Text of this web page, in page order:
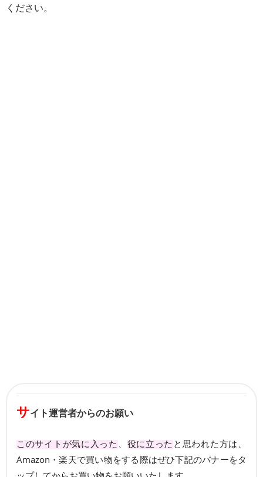
ください。
サイト運営者からのお願い
このサイトが気に入った 、 役に立った と思われた方は、
Amazon・楽天で買い物をする際はぜひ下記のバナーをタ